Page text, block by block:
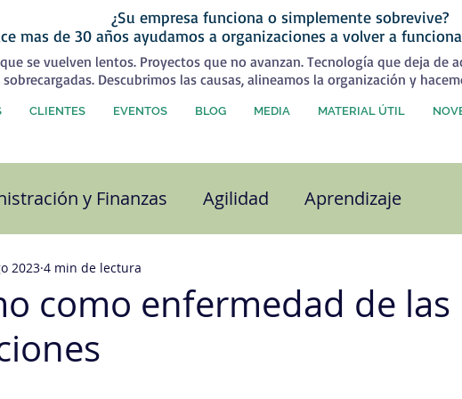
¿Su empresa funciona o simplemente sobrevive?
mas de 30 años ayudamos a organizaciones a volver a
se vuelven lentos. Proyectos que no avanzan. Tecnología que deja de
sobrecargadas. Descubrimos las causas, alineamos la organización y
CLIENTES EVENTOS BLOG MEDIA MATERIAL ÚTIL
y Finanzas Agilidad Aprendizaje
Capital Humano
organizacional
como enfermedad de las
2023 4 min de lectura